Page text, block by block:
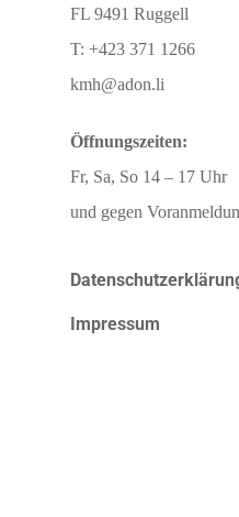
FL 9491 Ruggell
T: +423 371 1266
kmh@adon.li
Öffnungszeiten:
Fr, Sa, So 14 – 17 Uhr
und gegen
Impressum